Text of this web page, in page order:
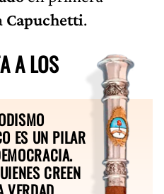
Capuchetti.
A LOS
ES UN PILAR
CREEN